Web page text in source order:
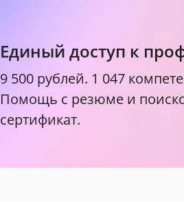
Единый доступ к
9 500 рублей. 1 047
Помощь с резюме и
сертификат.